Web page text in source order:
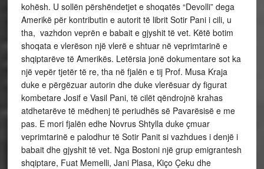
kohësh. U sollën përshëndetjet e shoqatës “Devolli” dega
Amerikë për kontributin e autorit të librit Sotir Pani i cili, u
tha, vazhdon veprën e babait e gjyshit të vet. Këtë botim
shoqata e vlerëson një vlerë e shtuar në veprimtarinë e
shqiptarëve të Amerikës. Letërsia jonë dokumentare sot ka
një vepër tjetër të re, tha në fjalën e tij Prof. Musa Kraja
duke e përgëzuar autorin dhe duke vlerësuar dy figurat
kombetare Josif e Vasil Pani, të cilët qëndrojnë krahas
atdhetarëve të mëdhenj të periudhës së Pavarësisë e me
pas. E mori fjalën edhe Novrus Shtylla duke çmuar
veprimtarinë e palodhur të Sotir Panit si vazhdues i denjë i
babait dhe gjyshit të vet. Nga Bostoni një grup emigrantesh
shqiptare, Fuat Memelli, Jani Plasa, Kiço Çeku dhe